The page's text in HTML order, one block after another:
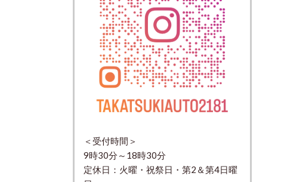
＜受付時間＞
9時30分～18時30分
定休日：火曜・祝祭日・第2＆第4日曜